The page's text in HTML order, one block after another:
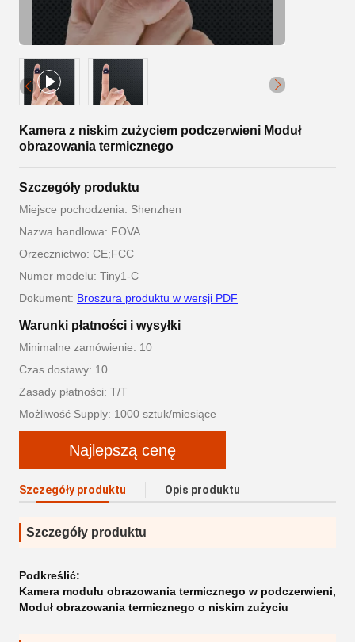
Kamera z niskim zużyciem podczerwieni Moduł
obrazowania termicznego
Szczegóły produktu
Miejsce pochodzenia: Shenzhen
Nazwa handlowa: FOVA
Orzecznictwo: CE;FCC
Numer modelu: Tiny1-C
Dokument: Broszura produktu w wersji PDF
Warunki płatności i wysyłki
Minimalne zamówienie: 10
Czas dostawy: 10
Zasady płatności: T/T
Możliwość Supply: 1000 sztuk/miesiące
Najlepszą cenę
Szczegóły produktu Opis produktu
Szczegóły produktu
Podkreślić:
Kamera modułu obrazowania termicznego w podczerwieni,
Moduł obrazowania termicznego o niskim zużyciu